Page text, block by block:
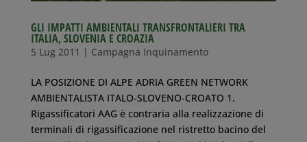
GLI IMPATTI AMBIENTALI TRANSFRONTALIERI TRA
ITALIA, SLOVENIA E CROAZIA
5 Lug 2011 | Campagna Inquinamento
LA POSIZIONE DI ALPE ADRIA GREEN NETWORK
AMBIENTALISTA ITALO-SLOVENO-CROATO 1.
Rigassificatori AAG è contraria alla realizzazione di
terminali di rigassificazione nel ristretto bacino del